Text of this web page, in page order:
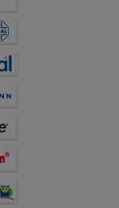
gestalten.
an